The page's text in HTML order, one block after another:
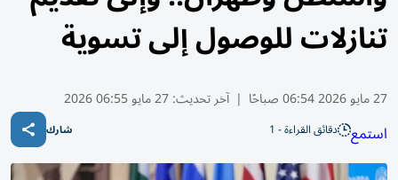
تنازلات للوصول إلى تسوية
27 مايو 2026 06:54 صباحًا | آخر تحديث:27 مايو 06:55 2026
استمع دقائق القراءة - 1 شارك